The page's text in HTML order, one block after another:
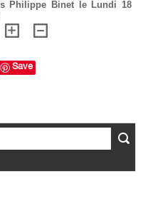
Philippe Binet le Lundi 18
Save